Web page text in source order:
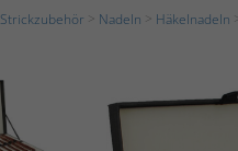
Strickzubehör Nadeln Häkelnadeln